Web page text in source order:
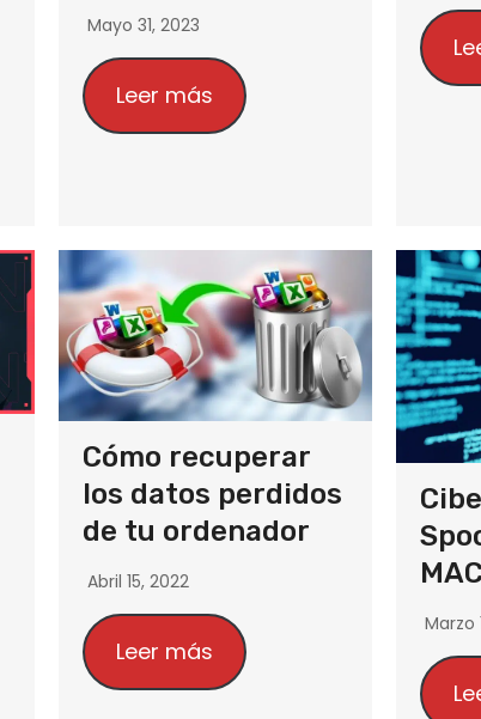
Mayo 31, 2023
Leer más
Cómo recuperar
los datos perdidos
de tu ordenador
Abril 15, 2022
Leer más
Marzo